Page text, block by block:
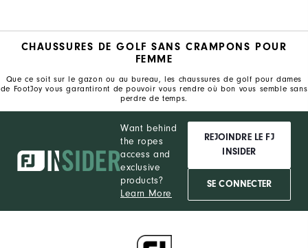
CHAUSSURES DE GOLF SANS CRAMPONS POUR
FEMME
Que ce soit sur le gazon ou au bureau, les chaussures de golf pour dames
de FootJoy vous garantiront de pouvoir vous rendre où bon vous semble sans
perdre de temps.
Want behind
the ropes
access and
exclusive
products?
Learn More
REJOINDRE LE FJ
INSIDER
SE CONNECTER